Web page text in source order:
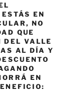
EN
NO
QUE
DEL VALLE
AL DÍA Y
EN